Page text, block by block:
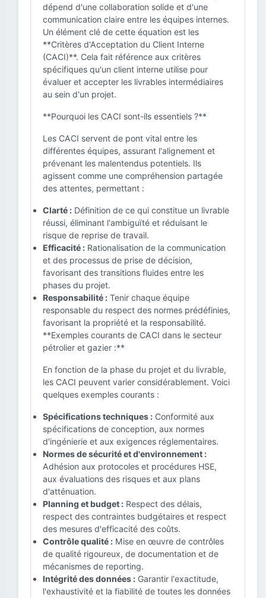
dépend d'une collaboration solide et d'une
communication claire entre les équipes internes.
Un élément clé de cette équation est les
**Critères d'Acceptation du Client Interne
(CACI)**. Cela fait référence aux critères
spécifiques qu'un client interne utilise pour
évaluer et accepter les livrables intermédiaires
au sein d'un projet.
**Pourquoi les CACI sont-ils essentiels ?**
Les CACI servent de pont vital entre les
différentes équipes, assurant l'alignement et
prévenant les malentendus potentiels. Ils
agissent comme une compréhension partagée
des attentes, permettant :
Clarté : Définition de ce qui constitue un livrable
réussi, éliminant l'ambiguïté et réduisant le
risque de reprise de travail.
Efficacité : Rationalisation de la communication
et des processus de prise de décision,
favorisant des transitions fluides entre les
phases du projet.
Responsabilité : Tenir chaque équipe
responsable du respect des normes prédéfinies,
favorisant la propriété et la responsabilité.
**Exemples courants de CACI dans le secteur
pétrolier et gazier :**
En fonction de la phase du projet et du livrable,
les CACI peuvent varier considérablement. Voici
quelques exemples courants :
Spécifications techniques : Conformité aux
spécifications de conception, aux normes
d'ingénierie et aux exigences réglementaires.
Normes de sécurité et d'environnement :
Adhésion aux protocoles et procédures HSE,
aux évaluations des risques et aux plans
d'atténuation.
Planning et budget : Respect des délais,
respect des contraintes budgétaires et respect
des mesures d'efficacité des coûts.
Contrôle qualité : Mise en œuvre de contrôles
de qualité rigoureux, de documentation et de
mécanismes de reporting.
Intégrité des données : Garantir l'exactitude,
l'exhaustivité et la fiabilité de toutes les données